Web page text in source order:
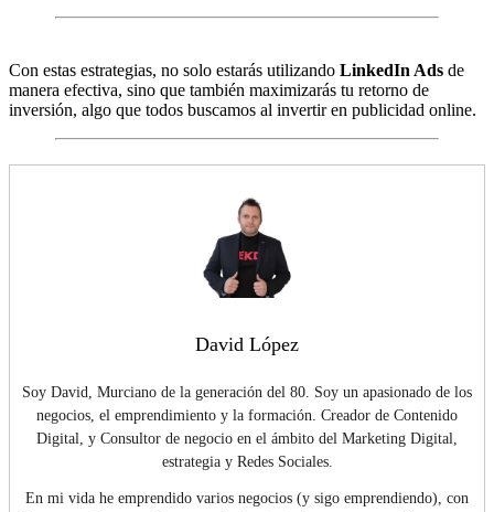
Con estas estrategias, no solo estarás utilizando LinkedIn Ads de
manera efectiva, sino que también maximizarás tu retorno de
inversión, algo que todos buscamos al invertir en publicidad online.
David López
Soy David, Murciano de la generación del 80. Soy un apasionado de los
negocios, el emprendimiento y la formación. Creador de Contenido
Digital, y Consultor de negocio en el ámbito del Marketing Digital,
estrategia y Redes Sociales.
En mi vida he emprendido varios negocios (y sigo emprendiendo), con